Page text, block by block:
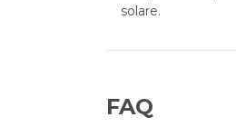
solare.
FAQ